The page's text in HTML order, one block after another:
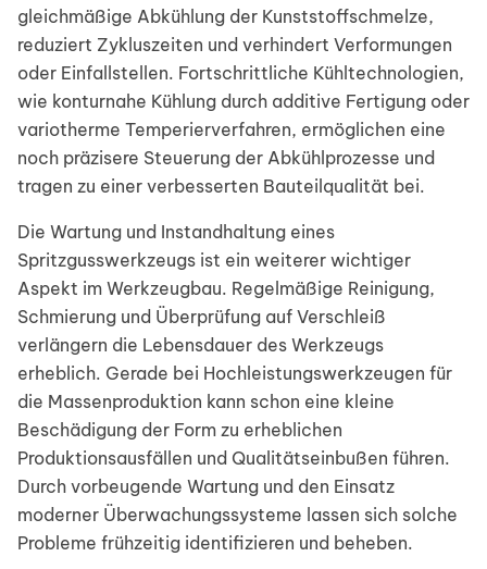
gleichmäßige Abkühlung der Kunststoffschmelze,
reduziert Zykluszeiten und verhindert Verformungen
oder Einfallstellen. Fortschrittliche Kühltechnologien,
wie konturnahe Kühlung durch additive Fertigung oder
variotherme Temperierverfahren, ermöglichen eine
noch präzisere Steuerung der Abkühlprozesse und
tragen zu einer verbesserten Bauteilqualität bei.
Die Wartung und Instandhaltung eines
Spritzgusswerkzeugs ist ein weiterer wichtiger
Aspekt im Werkzeugbau. Regelmäßige Reinigung,
Schmierung und Überprüfung auf Verschleiß
verlängern die Lebensdauer des Werkzeugs
erheblich. Gerade bei Hochleistungswerkzeugen für
die Massenproduktion kann schon eine kleine
Beschädigung der Form zu erheblichen
Produktionsausfällen und Qualitätseinbußen führen.
Durch vorbeugende Wartung und den Einsatz
moderner Überwachungssysteme lassen sich solche
Probleme frühzeitig identifizieren und beheben.